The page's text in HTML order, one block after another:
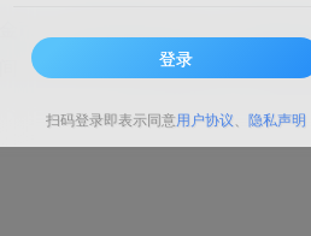
币。用金币兑换人民币。通过这
。所以今天给大家带来这个项目
登录
扫码登录即表示同意用户协议、 隐私声明